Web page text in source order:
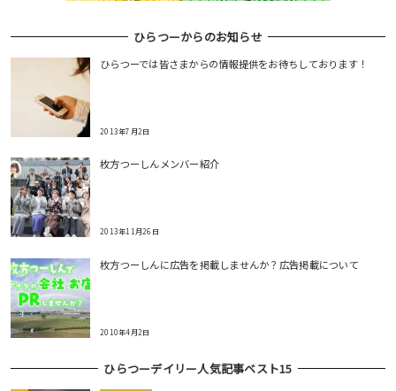
ひらつーからのお知らせ
ひらつーでは皆さまからの情報提供をお待ちしております！
2013年7月2日
枚方つーしんメンバー紹介
2013年11月26日
枚方つーしんに広告を掲載しませんか？広告掲載について
2010年4月2日
ひらつーデイリー人気記事ベスト15